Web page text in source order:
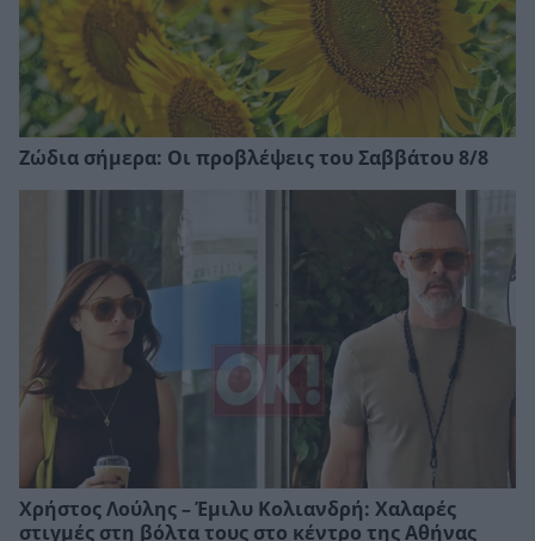
Ζώδια σήμερα: Οι προβλέψεις του Σαββάτου 8/8
Χρήστος Λούλης – Έμιλυ Κολιανδρή: Χαλαρές
στιγμές στη βόλτα τους στο κέντρο της Αθήνας